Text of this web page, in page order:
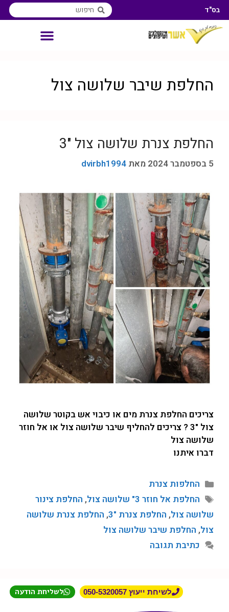
בס"ד
החלפת שיבר שלושה צול
החלפת צנרת שלושה צול "3
5 בספטמבר 2024 מאת dvirbh1994
צריכים החלפת צנרת מים או כיבוי אש בקוטר שלושה
צול "3 ? צריכים להחליף שיבר שלושה צול או אל חוזר
שלושה צול
דברו איתנו
החלפות צנרת
החלפת אל חוזר 3" שלושה צול
, החלפת צינור
שלושה צול, החלפת צנרת "3 , החלפת צנרת שלושה
צול, החלפת שיבר שלושה צול
כתיבת תגובה
לשיחת ייעוץ 050-5320057 לשליחת הודעה